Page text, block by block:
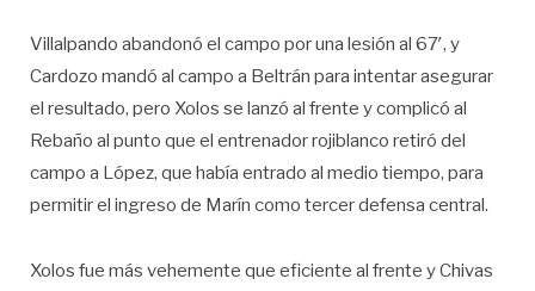
Villalpando abandonó el campo por una lesión al 67′, y
Cardozo mandó al campo a Beltrán para intentar asegurar
el resultado, pero Xolos se lanzó al frente y complicó al
Rebaño al punto que el entrenador rojiblanco retiró del
campo a López, que había entrado al medio tiempo, para
permitir el ingreso de Marín como tercer defensa central.
Xolos fue más vehemente que eficiente al frente y Chivas